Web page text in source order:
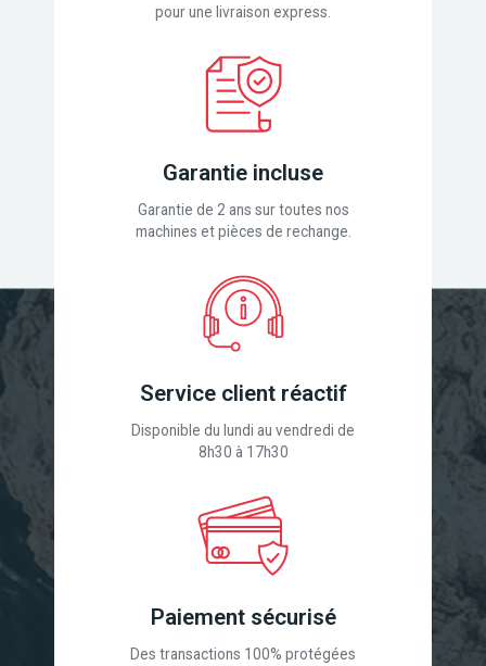
pour une livraison express.
Garantie incluse
Garantie de 2 ans sur toutes nos
machines et pièces de rechange.
Service client réactif
Disponible du lundi au vendredi de
8h30 à 17h30
Paiement sécurisé
Des transactions 100% protégées